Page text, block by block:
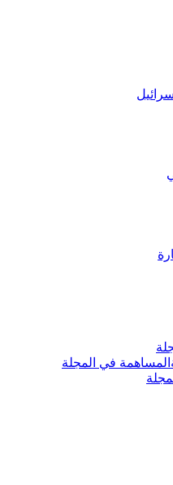
المساهمة في المجلة